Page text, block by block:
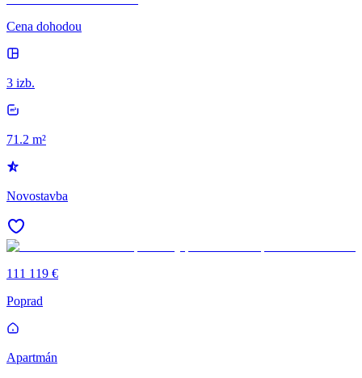
Cena dohodou
3 izb.
71.2 m²
Novostavba
111 119 €
Poprad
Apartmán